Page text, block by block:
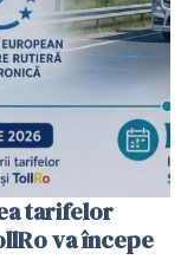
tarifelor
va începe